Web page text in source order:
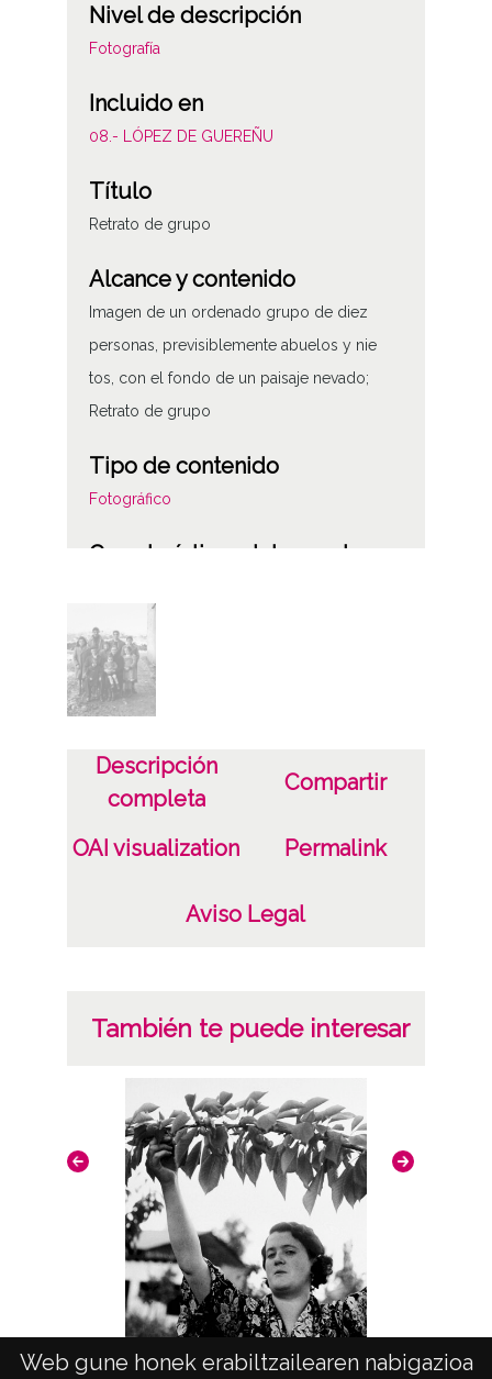
Web gune honek erabiltzailearen nabigazioa
Nivel de descripción
Fotografía
Incluido en
08.- LÓPEZ DE GUEREÑU
Título
Retrato de grupo
Alcance y contenido
Imagen de un ordenado grupo de diez
personas, previsiblemente abuelos y nie
tos, con el fondo de un paisaje nevado;
Retrato de grupo
Tipo de contenido
Fotográfico
Características del soporte
C;
Fecha
19601231
1940, enero, 1 a 1960, diciembre, 31 -
Aproximada;
Nº de identificación: 13480 Duplicado del
Licencia de las imágenes
Descripción
completa
Compartir
OAI visualization Permalink
Aviso Legal
También te puede interesar